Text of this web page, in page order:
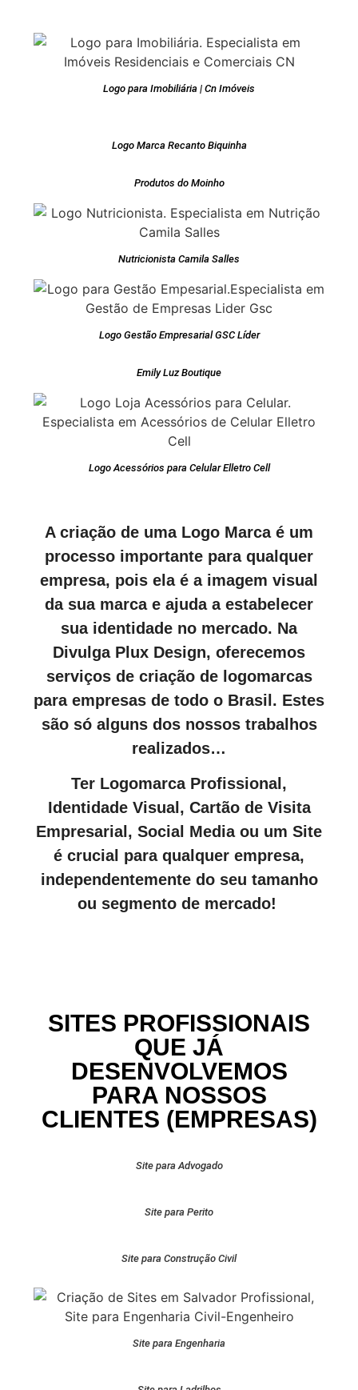
Logo para Imobiliária | Cn Imóveis
Logo Marca Recanto Biquinha
Produtos do Moinho
Nutricionista Camila Salles
Logo Gestão Empresarial GSC Líder
Emily Luz Boutique
Logo Acessórios para Celular Elletro Cell
A criação de uma Logo Marca é um
processo importante para qualquer
empresa, pois ela é a imagem visual
da sua marca e ajuda a estabelecer
sua identidade no mercado. Na
Divulga Plux Design, oferecemos
serviços de criação de logomarcas
para empresas de todo o Brasil. Estes
são só alguns dos nossos trabalhos
realizados…
Ter Logomarca Profissional,
Identidade Visual, Cartão de Visita
Empresarial, Social Media ou um Site
é crucial para qualquer empresa,
independentemente do seu tamanho
ou segmento de mercado!
SITES PROFISSIONAIS
QUE JÁ
DESENVOLVEMOS
PARA NOSSOS
CLIENTES (EMPRESAS)
Site para Advogado
Site para Perito
Site para Construção Civil
Site para Engenharia